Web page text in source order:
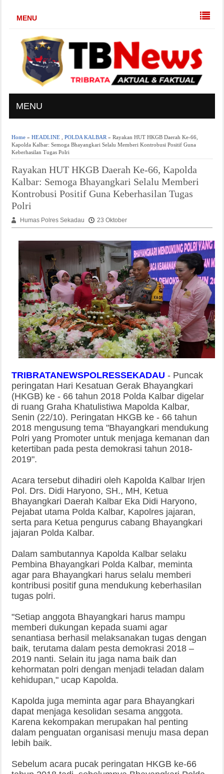
MENU
MENU
Home» HEADLINE, POLDA KALBAR » Rayakan HUT HKGB Daerah Ke-66,
Kapolda Kalbar: Semoga Bhayangkari Selalu Memberi Kontrobusi Positif Guna
Keberhasilan Tugas Polri
Rayakan HUT HKGB Daerah Ke-66, Kapolda
Kalbar: Semoga Bhayangkari Selalu Memberi
Kontrobusi Positif Guna Keberhasilan Tugas
Polri
Humas Polres Sekadau 23 Oktober
TRIBRATANEWSPOLRESSEKADAU - Puncak
peringatan Hari Kesatuan Gerak Bhayangkari
(HKGB) ke - 66 tahun 2018 Polda Kalbar digelar
di ruang Graha Khatulistiwa Mapolda Kalbar,
Senin (22/10). Peringatan HKGB ke - 66 tahun
2018 mengusung tema "Bhayangkari mendukung
Polri yang Promoter untuk menjaga kemanan dan
ketertiban pada pesta demokrasi tahun 2018-
2019".
Acara tersebut dihadiri oleh Kapolda Kalbar Irjen
Pol. Drs. Didi Haryono, SH., MH, Ketua
Bhayangkari Daerah Kalbar Eka Didi Haryono,
Pejabat utama Polda Kalbar, Kapolres jajaran,
serta para Ketua pengurus cabang Bhayangkari
jajaran Polda Kalbar.
Dalam sambutannya Kapolda Kalbar selaku
Pembina Bhayangkari Polda Kalbar, meminta
agar para Bhayangkari harus selalu memberi
kontribusi positif guna mendukung keberhasilan
tugas polri.
"Setiap anggota Bhayangkari harus mampu
memberi dukungan kepada suami agar
senantiasa berhasil melaksanakan tugas dengan
baik, terutama dalam pesta demokrasi 2018 –
2019 nanti. Selain itu jaga nama baik dan
kehormatan polri dengan menjadi teladan dalam
kehidupan," ucap Kapolda.
Kapolda juga meminta agar para Bhayangkari
dapat menjaga kesolidan sesama anggota.
Karena kekompakan merupakan hal penting
dalam penguatan organisasi menuju masa depan
lebih baik.
Sebelum acara pucak peringatan HKGB ke-66